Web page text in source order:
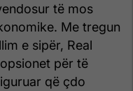
të mos
Me tregun
e sipër, Real
për të
që çdo